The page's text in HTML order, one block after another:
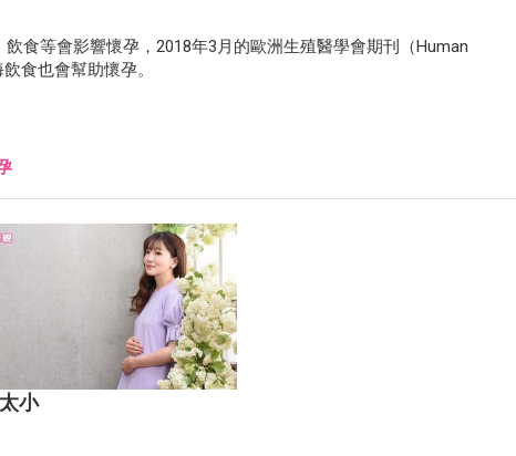
食等會影響懷孕，2018年3月的歐洲生殖醫學會期刊（Human
食也會幫助懷孕。
小